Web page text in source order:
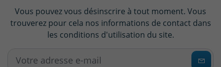
Vous pouvez vous désinscrire à tout moment. Vous
trouverez pour cela nos informations de contact dans
les conditions d'utilisation du site.